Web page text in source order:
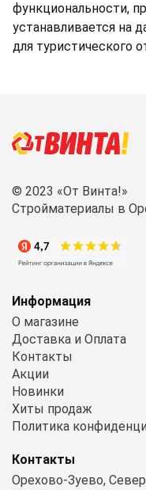
функциональности,
устанавливается на
для туристического
© 2023 «От Винта!»
Стройматериалы в
Контакты
Орехово-Зуево,
Информация
О магазине
Доставка и Оплата
Контакты
Акции
Новинки
Хиты продаж
Политика